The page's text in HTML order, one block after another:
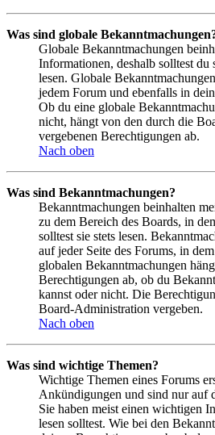
Was sind globale
Globale Bekanntmachungen
Informationen, deshalb solltest du
lesen. Globale
jedem Forum und ebenfalls in
Ob du eine globale
nicht, hängt von den durch die
vergebenen Berechtigungen ab.
Nach oben
Was sind Bekanntmachungen?
Bekanntmachungen beinhalten
zu dem Bereich des Boards, in
solltest sie stets lesen.
auf jeder Seite des Forums, in
globalen Bekanntmachungen
Berechtigungen ab, ob du
kannst oder nicht. Die
Board-Administration vergeben.
Nach oben
Was sind wichtige Themen?
Wichtige Themen eines Forums
Ankündigungen und sind nur auf
Sie haben meist einen wichtigen
lesen solltest. Wie bei den